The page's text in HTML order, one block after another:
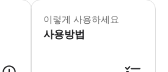
* 소요시간 : 60분 (옵션에 따라 소요
이렇게 사용하세요
사용방법